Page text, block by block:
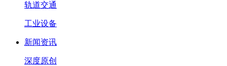
轨道交通
工业设备
新闻资讯
深度原创